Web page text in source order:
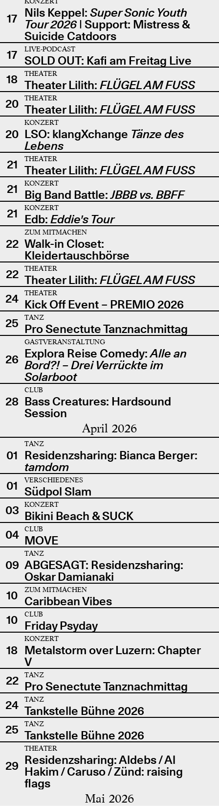
17 Nils Keppel: Super Sonic Youth
Tour 2026| Support: Mistress &
Suicide Catdoors
17
LIVE-PODCAST
SOLD OUT: Kafi am Freitag Live
18
THEATER
Theater Lilith: FLÜGEL AM FUSS
20
THEATER
Theater Lilith: FLÜGEL AM FUSS
20
KONZERT
LSO: klangXchange Tänze des
Lebens
21
THEATER
Theater Lilith: FLÜGEL AM FUSS
21
KONZERT
Big Band Battle:JBBB vs. BBFF
21
KONZERT
Edb: Eddie's Tour
22
ZUM MITMACHEN
Walk-in Closet:
Kleidertauschbörse
22
THEATER
Theater Lilith: FLÜGEL AM FUSS
24
THEATER
Kick Off Event – PREMIO 2026
25
TANZ
Pro Senectute Tanznachmittag
26
GASTVERANSTALTUNG
Explora Reise Comedy:Alle an
Bord?! – Drei Verrückte im
Solarboot
28
CLUB
Bass Creatures: Hardsound
Session
April 2026
01
TANZ
Residenzsharing: Bianca Berger:
tamdom
01
VERSCHIEDENES
Südpol Slam
03
KONZERT
Bikini Beach & SUCK
04
CLUB
MOVE
09
TANZ
ABGESAGT: Residenzsharing:
Oskar Damianaki
10
ZUM MITMACHEN
Caribbean Vibes
10
CLUB
Friday Psyday
18
KONZERT
Metalstorm over Luzern: Chapter
V
22
TANZ
Pro Senectute Tanznachmittag
24
TANZ
Tankstelle Bühne 2026
25
TANZ
Tankstelle Bühne 2026
29
THEATER
Residenzsharing: Aldebs / Al
Hakim / Caruso / Zünd: raising
flags
Mai 2026